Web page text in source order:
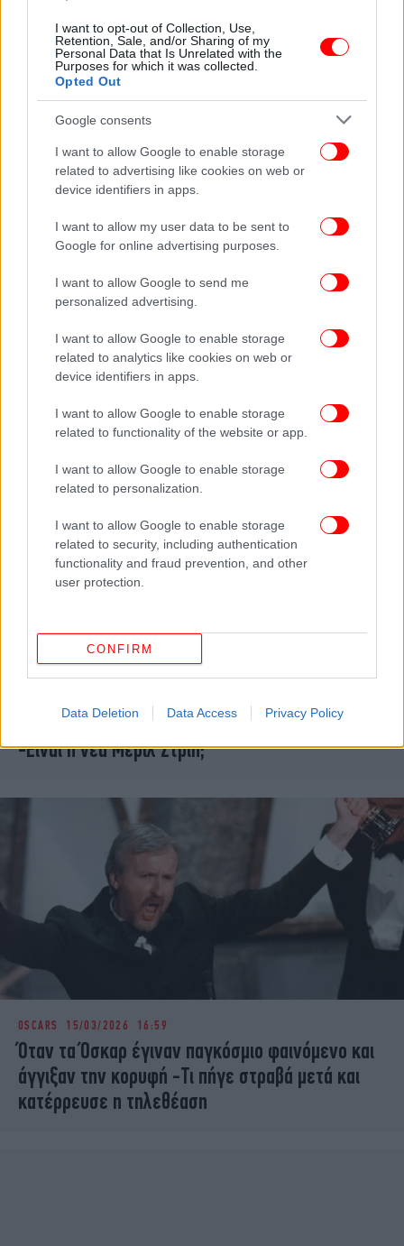
I want to opt-out of Collection, Use,
Retention, Sale, and/or Sharing of my
Personal Data that Is Unrelated with the
Purposes for which it was collected.
Opted Out
Google consents
I want to allow Google to enable storage
related to advertising like cookies on web or
device identifiers in apps.
I want to allow my user data to be sent to
Google for online advertising purposes.
I want to allow Google to send me
personalized advertising.
I want to allow Google to enable storage
related to analytics like cookies on web or
device identifiers in apps.
I want to allow Google to enable storage
related to functionality of the website or app.
I want to allow Google to enable storage
related to personalization.
I want to allow Google to enable storage
related to security, including authentication
functionality and fraud prevention, and other
user protection.
CONFIRM
Data Deletion Data Access Privacy Policy
OSCARS 15/03/2026 20:46
Τα «τρελά» και πανάκριβα δώρα που θα λάβουν
οι φετινοί υποψήφιοι για Όσκαρ
OSCARS 15/03/2026 19:24
Teyana Taylor: Πώς το κορίτσι που χορογράφησε
Όσκαρ
Η Έμμα Στόουν σπάει όλα τα ρεκόρ στα Όσκαρ
-Είναι η νέα Μέριλ Στριπ;
OSCARS 15/03/2026 16:59
Όταν τα Όσκαρ έγιναν παγκόσμιο φαινόμενο και
άγγιξαν την κορυφή -Τι πήγε στραβά μετά και
κατέρρευσε η τηλεθέαση